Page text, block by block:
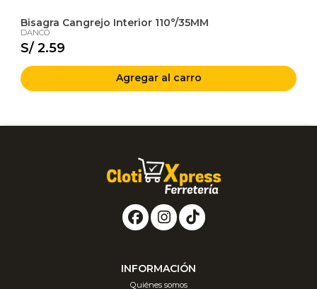
Bisagra Cangrejo Interior 110°/35MM
DANCO
S/ 2.59
Agregar al carro
INFORMACIÓN
Quiénes somos